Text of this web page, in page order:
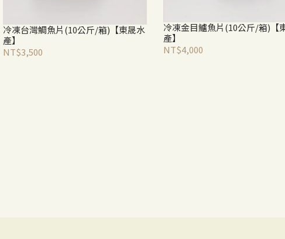
冷凍台灣鯛魚片(10公斤/箱)【東晟水
產】
NT$3,500
冷凍金目鱸魚片(10公斤/箱)【
產】
NT$4,000